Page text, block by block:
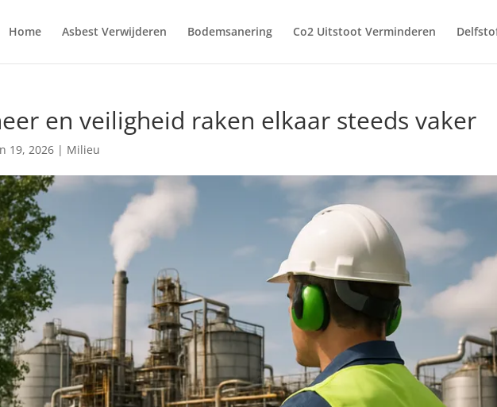
Home Asbest Verwijderen Bodemsanering Co2 Uitstoot Verminderen
en veiligheid raken elkaar steeds vaker
19, 2026 | Milieu